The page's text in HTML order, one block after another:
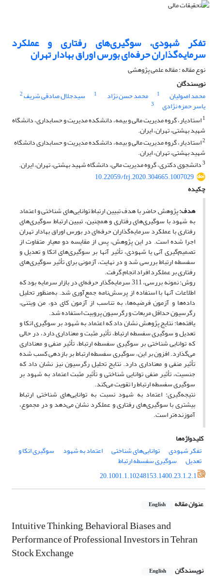
تفکر شهودی، سوگیری‌های رفتاری و عملکرد
سرمایه‌گذاران حرفه‌ای بورس اوراق بهادار تهران
نوع مقاله : مقاله علمی پژوهشی
نویسندگان
محمد اصولیان
1 محمد حسن نژاد 1 سیدجلال صادقی شریف2
یاسر حمزه نژادی
3
1استادیار، گروه مدیریت مالی و بیمه، دانشکده مدیریت و حسابداری، دانشگاه
شهید بهشتی، تهران، ایران.
2استادیار، گروه مدیریت مالی و بیمه، دانشکده مدیریت و حسابداری دانشگاه
شهید بهشتی، تهران، ایران.
3دانشجوی دکتری، گروه مدیریت مالی، دانشگاه شهید بهشتی، تهران، ایران.
10.22059/frj.2020.304665.1007029
چکیده
هدف:پژوهش حاضر با هدف تبیین ارتباط توانایی‌های شناختی و اعتماد
به شهود با سوگیری‌های رفتاری و همچنین، تبیین ارتباط سوگیری‌های
رفتاری با عملکرد سرمایه‌گذاران حرفه‌ای در بورس اوراق بهادار تهران
اجرا شده است. در این پژوهش، پس از مقایسه دو معیار متفاوت از
تصمیم‌گیری آنی یا شهودی، تأثیر آنها بر سوگیری‌های اتکا و تعدیل و
سفسطه ارتباط بررسی شد و در نهایت، آزمونی برای تأثیر سوگیری‌های
رفتاری بر عملکرد افراد انجام گرفت.
روش: نمونه بررسی، 311 سرمایه‌گذار حرفه‌ای در بازار سرمایه بود که
اطلاعات آنها با استفاده از پرسش‌نامه جمع‌آوری شد. به‌منظور تحلیل
داده‌ها و آزمون فرضیه‌ها، به تناسب از آزمون کای دو، من ویتنی،
رگرسیون حداقل مربعات و رگرسیون پروبیت استفاده شد.
یافته‌ها: نتایج پژوهش نشان داد که اعتماد به شهود بر سوگیری اتکا و
تعدیل و سوگیری سفسطه ارتباط، تأثیر مثبت و معناداری دارد، در حالی
که توانایی شناختی بر سوگیری سفسطه ارتباط، تأثیر منفی و معناداری
می‌گذارد. افزون بر این، سوگیری سفسطه ارتباط بر بازدهی کسب شده
تأثیر منفی و معناداری دارد. نتایج تحلیل رگرسیون نیز نشان داد که
جنسیت، تأثیر منفی توانایی شناختی و تأثیر مثبت اعتماد به شهود بر
سوگیری سفسطه ارتباط را تقویت می‌کند.
نتیجه‌گیری: اعتماد به شهود نسبت به توانایی‌های شناختی ارتباط
بیشتری با سوگیری‌های رفتاری و عملکرد نشان می‌دهد و در مجموع،
آموزنده‌تر است.
کلیدواژه‌ها
تفکر شهودی
توانایی‌های شناختی اعتماد به شهود سوگیری اتکا و
تعدیل
سوگیری سفسطه ارتباط
20.1001.1.10248153.1400.23.1.2.1
عنوان مقاله English
Intuitive Thinking, Behavioral Biases and
Performance of Professional Investors in Tehran
Stock Exchange
نویسندگان English